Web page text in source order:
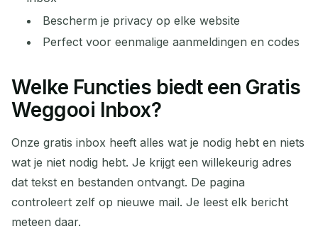
Bescherm je privacy op elke website
Perfect voor eenmalige aanmeldingen en codes
Welke Functies biedt een Gratis
Weggooi Inbox?
Onze gratis inbox heeft alles wat je nodig hebt en niets
wat je niet nodig hebt. Je krijgt een willekeurig adres
dat tekst en bestanden ontvangt. De pagina
controleert zelf op nieuwe mail. Je leest elk bericht
meteen daar.